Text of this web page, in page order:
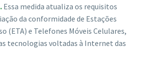
Essa medida atualiza os requisitos
da conformidade de Estações
(ETA) e Telefones Móveis Celulares,
tecnologias voltadas à Internet das